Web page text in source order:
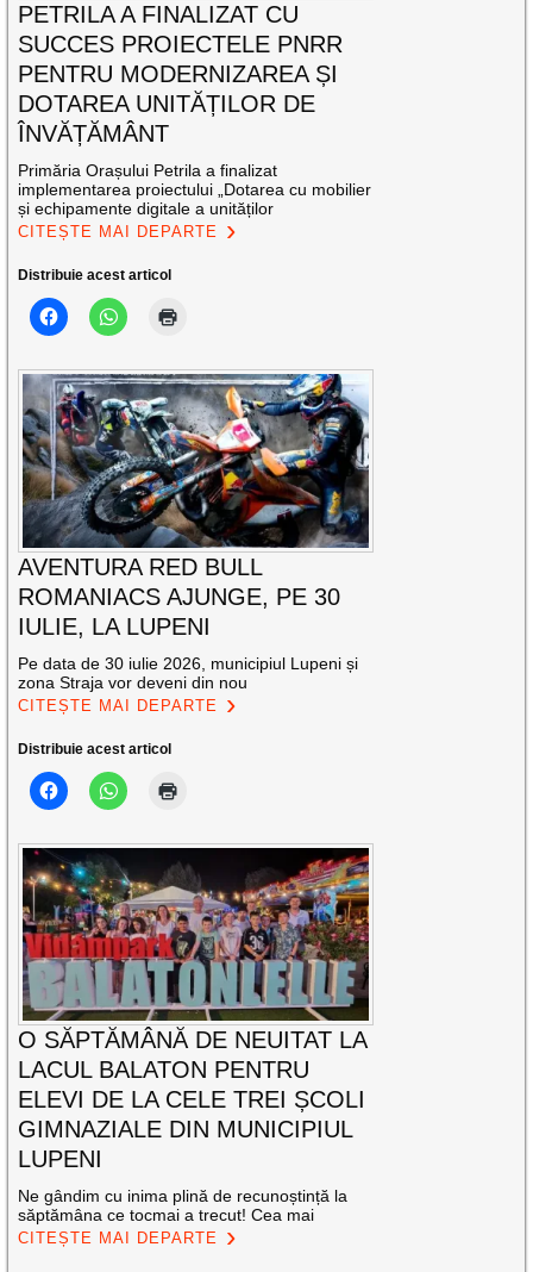
PETRILA A FINALIZAT CU
SUCCES PROIECTELE PNRR
PENTRU MODERNIZAREA ȘI
DOTAREA UNITĂȚILOR DE
ÎNVĂȚĂMÂNT
Primăria Orașului Petrila a finalizat
implementarea proiectului „Dotarea cu mobilier
și echipamente digitale a unităților
CITEȘTE MAI DEPARTE
Distribuie acest articol
AVENTURA RED BULL
ROMANIACS AJUNGE, PE 30
IULIE, LA LUPENI
Pe data de 30 iulie 2026, municipiul Lupeni și
zona Straja vor deveni din nou
CITEȘTE MAI DEPARTE
Distribuie acest articol
O SĂPTĂMÂNĂ DE NEUITAT LA
LACUL BALATON PENTRU
ELEVI DE LA CELE TREI ȘCOLI
GIMNAZIALE DIN MUNICIPIUL
LUPENI
Ne gândim cu inima plină de recunoștință la
săptămâna ce tocmai a trecut! Cea mai
CITEȘTE MAI DEPARTE